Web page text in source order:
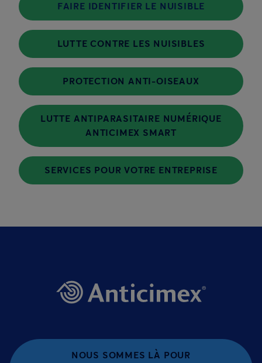
FAIRE IDENTIFIER LE NUISIBLE
LUTTE CONTRE LES NUISIBLES
PROTECTION ANTI-OISEAUX
LUTTE ANTIPARASITAIRE NUMÉRIQUE
ANTICIMEX SMART
SERVICES POUR VOTRE ENTREPRISE
NOUS SOMMES LÀ POUR